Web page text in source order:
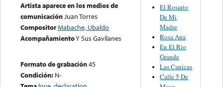
Artista aparece en los medios de
comunicaciónJuan Torres
CompositorMabache, Ubaldo
AcompañamientoY Sus Gavilanes
Formato de grabación45
Condición: N-
El Rosario
De Mi
Madre
Rosa Ana
En El Rio
Grande
Las Canicas
Calle 5 De